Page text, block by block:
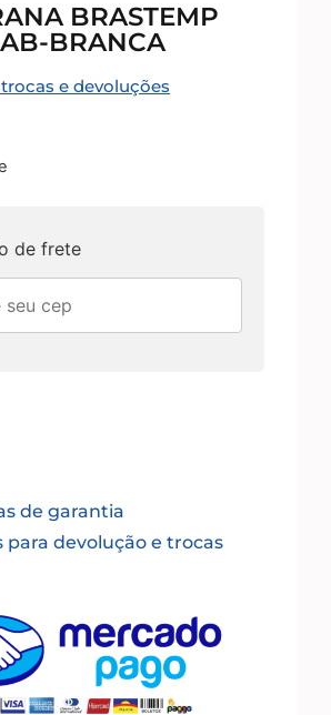
BRASTEMP
BRANCA
e devoluções
de frete
de garantia
para devolução e trocas